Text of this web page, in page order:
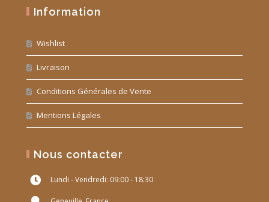
Information
Wishlist
Livraison
Conditions Générales de Vente
Mentions Légales
Nous contacter
Lundi - Vendredi: 09:00 - 18:30